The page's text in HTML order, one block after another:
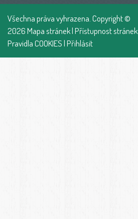
Všechna práva vyhrazena. Copyright ©
2026Mapa stránek|Přístupnost stránek
Pravidla COOKIES|Přihlásit